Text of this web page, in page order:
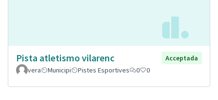
Pista atletismo vilarenc
Acceptada
vera
Municipi Pistes Esportives 0 0